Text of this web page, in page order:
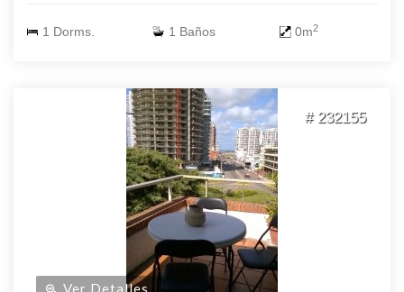
1 Dorms. 1 Baños 0m2
# 232155
Ver Detalles